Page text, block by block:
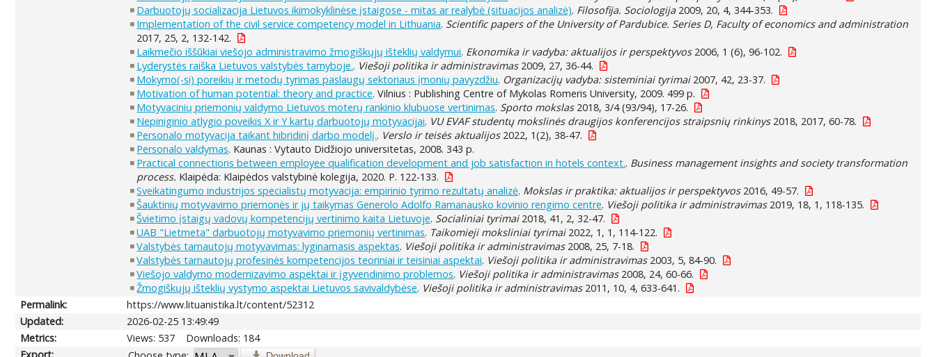
Darbuotojų socializacija Lietuvos ikimokyklinėse įstaigose - mitas ar realybė (situacijos analizė). Filosofija. Sociologija2009, 20, 4, 344-353.
Implementation of the civil service competency model in Lithuania. Scientific papers of the University of Pardubice. Series D, Faculty of economics and administration
2017, 25, 2, 132-142.
Laikmečio iššūkiai viešojo administravimo žmogiškųjų išteklių valdymui. Ekonomika ir vadyba: aktualijos ir perspektyvos2006, 1 (6), 96-102.
Lyderystės raiška Lietuvos valstybės tarnyboje.. Viešoji politika ir administravimas2009, 27, 36-44.
Mokymo(-si) poreikių ir metodų tyrimas paslaugų sektoriaus įmonių pavyzdžiu. Organizacijų vadyba: sisteminiai tyrimai2007, 42, 23-37.
Motivation of human potential: theory and practice. Vilnius : Publishing Centre of Mykolas Romeris University, 2009. 499 p.
Motyvacinių priemonių valdymo Lietuvos moterų rankinio klubuose vertinimas. Sporto mokslas2018, 3/4 (93/94), 17-26.
Nepiniginio atlygio poveikis X ir Y kartų darbuotojų motyvacijai. VU EVAF studentų mokslinės draugijos konferencijos straipsnių rinkinys2018, 2017, 60-78.
Personalo motyvacija taikant hibridinį darbo modelį.. Verslo ir teisės aktualijos2022, 1(2), 38-47.
Personalo valdymas. Kaunas : Vytauto Didžiojo universitetas, 2008. 343 p.
Practical connections between employee qualification development and job satisfaction in hotels context.. Business management insights and society transformation
process. Klaipėda: Klaipėdos valstybinė kolegija, 2020. P. 122-133.
Sveikatingumo industrijos specialistų motyvacija: empirinio tyrimo rezultatų analizė. Mokslas ir praktika: aktualijos ir perspektyvos2016, 49-57.
Šauktinių motyvavimo priemonės ir jų taikymas Generolo Adolfo Ramanausko kovinio rengimo centre. Viešoji politika ir administravimas2019, 18, 1, 118-135.
Švietimo įstaigų vadovų kompetencijų vertinimo kaita Lietuvoje. Socialiniai tyrimai2018, 41, 2, 32-47.
UAB "Lietmeta" darbuotojų motyvavimo priemonių vertinimas. Taikomieji moksliniai tyrimai2022, 1, 1, 114-122.
Valstybės tarnautojų motyvavimas: lyginamasis aspektas. Viešoji politika ir administravimas2008, 25, 7-18.
Valstybės tarnautojų profesinės kompetencijos teoriniai ir teisiniai aspektai. Viešoji politika ir administravimas2003, 5, 84-90.
Viešojo valdymo modernizavimo aspektai ir įgyvendinimo problemos. Viešoji politika ir administravimas2008, 24, 60-66.
Žmogiškųjų išteklių vystymo aspektai Lietuvos savivaldybėse. Viešoji politika ir administravimas2011, 10, 4, 633-641.
Permalink:
https://www.lituanistika.lt/content/52312
Updated:
2026-02-25 13:49:49
Metrics:
Views: 537
Downloads: 184
Export: